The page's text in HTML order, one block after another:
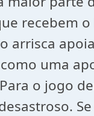
recebem o
arrisca
uma
o jogo